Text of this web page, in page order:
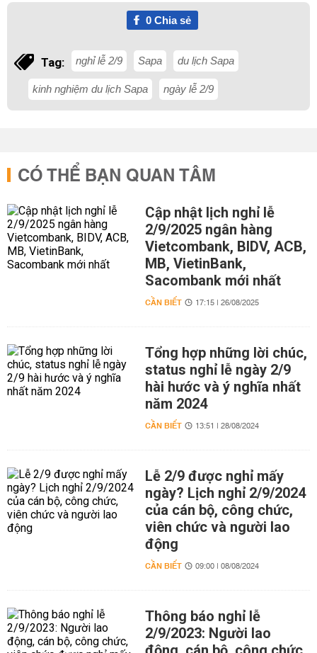
0Chia sẻ
Tag: nghỉ lễ 2/9 Sapa du lịch Sapa
kinh nghiệm du lịch Sapa ngày lễ 2/9
CÓ THỂ BẠN QUAN TÂM
Cập nhật lịch nghỉ lễ
2/9/2025 ngân hàng
Vietcombank, BIDV, ACB,
MB, VietinBank,
Sacombank mới nhất
CẦN BIẾT 17:15 | 26/08/2025
Tổng hợp những lời chúc,
status nghỉ lễ ngày 2/9
hài hước và ý nghĩa nhất
năm 2024
CẦN BIẾT 13:51 | 28/08/2024
Lễ 2/9 được nghỉ mấy
ngày? Lịch nghỉ 2/9/2024
của cán bộ, công chức,
viên chức và người lao
động
CẦN BIẾT 09:00 | 08/08/2024
Thông báo nghỉ lễ
2/9/2023: Người lao